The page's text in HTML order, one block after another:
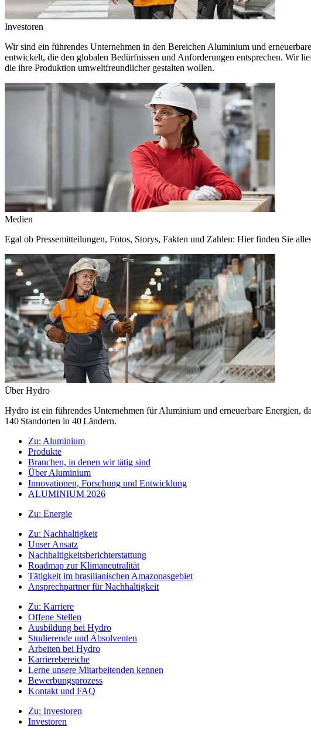
Investoren
Wir sind ein führendes Unternehmen in den Bereichen Aluminium und
entwickelt, die den globalen Bedürfnissen und Anforderungen entsprechen. Wir
die ihre Produktion umweltfreundlicher gestalten wollen.
Medien
Egal ob Pressemitteilungen, Fotos, Storys, Fakten und Zahlen: Hier finden Sie
Über Hydro
Hydro ist ein führendes Unternehmen für Aluminium und erneuerbare Energien,
140 Standorten in 40 Ländern.
Zu: Aluminium
Produkte
Branchen, in denen wir tätig sind
Über Aluminium
Innovationen, Forschung und Entwicklung
ALUMINIUM 2026
Zu: Energie
Zu: Nachhaltigkeit
Unser Ansatz
Nachhaltigkeitsberichterstattung
Roadmap zur Klimaneutralität
Tätigkeit im brasilianischen Amazonasgebiet
Ansprechpartner für Nachhaltigkeit
Zu: Karriere
Offene Stellen
Ausbildung bei Hydro
Studierende und Absolventen
Arbeiten bei Hydro
Karrierebereiche
Lerne unsere Mitarbeitenden kennen
Bewerbungsprozess
Kontakt und FAQ
Zu: Investoren
Investoren